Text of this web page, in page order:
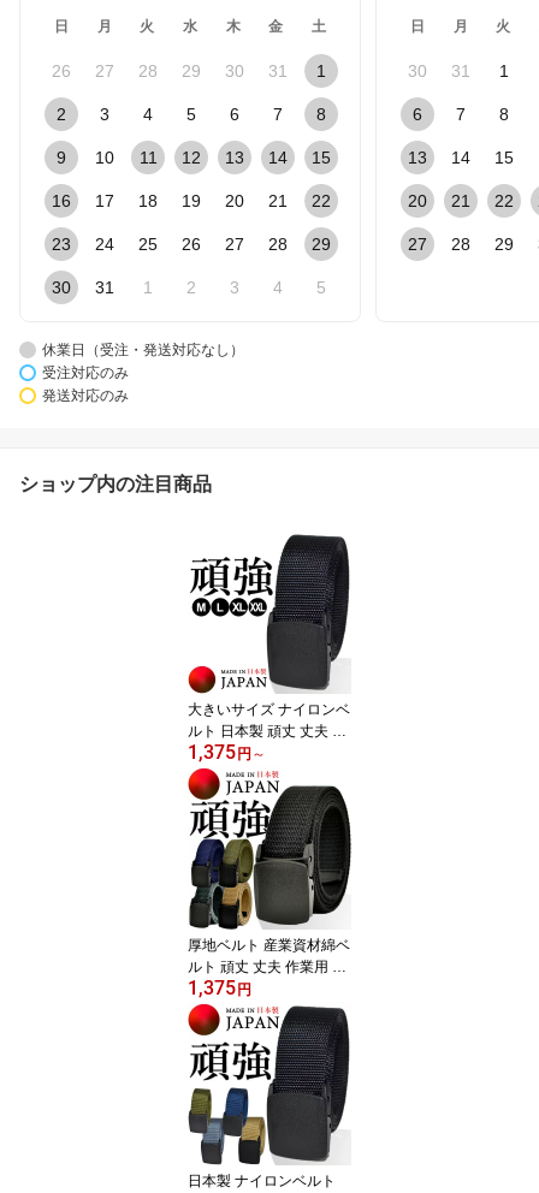
日 月 火 水 木 金 土
26 27 28 29 30 31 1
2 3 4 5 6 7 8
9 10 11 12 13 14 15
16 17 18 19 20 21 22
23 24 25 26 27 28 29
30 31 1 2 3 4 5
日 月 火
30 31 1
6 7 8
13 14 15
20 21 22
27 28 29
休業日（受注・発送対応なし）
受注対応のみ
発送対応のみ
ショップ内の注目商品
大きいサイズ ナイロンベ
ルト 日本製 頑丈 丈夫 作
業用 スリングベルト 非
金属バックル YKK プラ
スチック 40mm 穴なし
複数サイズ フリーサイズ
調整可能 メンズ アウト
ドア 自衛隊 金属アレル
ギー 岡山製 (ブラック)
1,375 円 ～
厚地ベルト 産業資材綿ベ
ルト 頑丈 丈夫 作業用 工
業用 日本製 綿混紡ベル
ト GIベルト ガチャベル
ト 非金属バックル YKK 3
2mm フリーサイズ 金属
アレルギー 岡山製
1,375 円
日本製 ナイロンベルト